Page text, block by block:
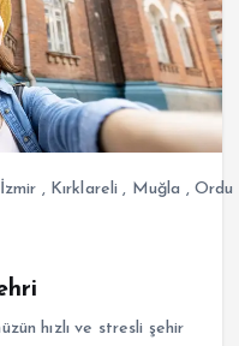
İzmir , Kırklareli , Muğla , Ordu
hızlı ve stresli şehir